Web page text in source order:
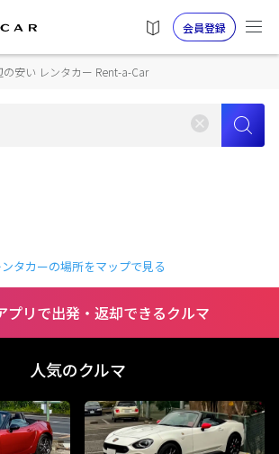
会員登録
安い レンタカー Rent-a-Car
ンタカーの場所をマップで見る
プリで出発・返却できるクルマ
人気のクルマ